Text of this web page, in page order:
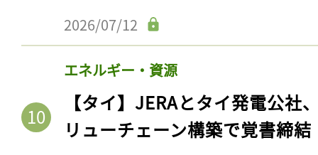
2026/07/12
エネルギー・資源
【タイ】JERAとタイ発電公社
リューチェーン構築で覚書締結
ログイン
会員登録